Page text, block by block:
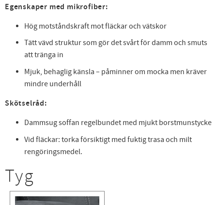
Egenskaper med mikrofiber:
Hög motståndskraft mot fläckar och vätskor
Tätt vävd struktur som gör det svårt för damm och smuts
att tränga in
Mjuk, behaglig känsla – påminner om mocka men kräver
mindre underhåll
Skötselråd:
Dammsug soffan regelbundet med mjukt borstmunstycke
Vid fläckar: torka försiktigt med fuktig trasa och milt
rengöringsmedel.
Tyg